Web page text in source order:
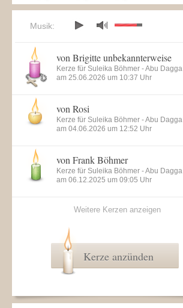
Musik:
von Brigitte unbekannterweise
Kerze für Suleika Böhmer - Abu Dagga
am 25.06.2026 um 10:37 Uhr
von Rosi
Kerze für Suleika Böhmer - Abu Dagga
am 04.06.2026 um 12:52 Uhr
von Frank Böhmer
Kerze für Suleika Böhmer - Abu Dagga
am 06.12.2025 um 09:05 Uhr
Weitere Kerzen anzeigen
Kerze anzünden